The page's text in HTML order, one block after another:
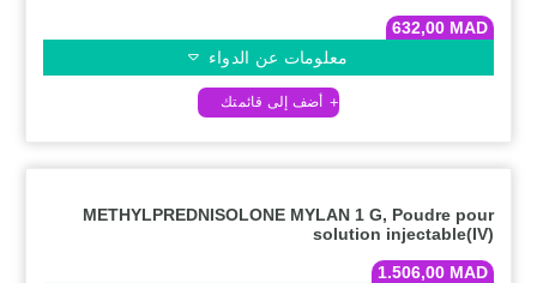
632,00 MAD
معلومات عن الدواء
METHYLPREDNISOLONE MYLAN 1 G, Poudre pour
solution injectable(IV)
1.506,00 MAD